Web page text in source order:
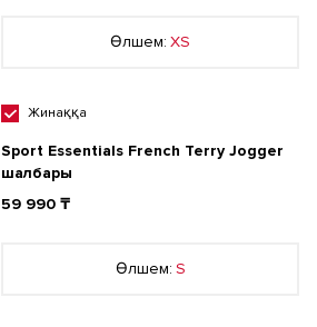
Өлшем: XS
Жинаққа
Sport Essentials French Terry Jogger
шалбары
59 990 ₸
Өлшем: S